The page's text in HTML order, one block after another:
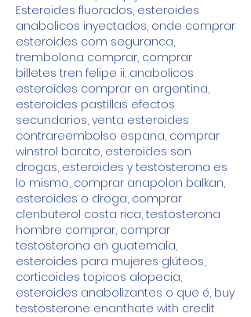
Esteroides fluorados, esteroides
anabolicos inyectados, onde comprar
esteroides com seguranca,
trembolona comprar, comprar
billetes tren felipe ii, anabolicos
esteroides comprar en argentina,
esteroides pastillas efectos
secundarios, venta esteroides
contrareembolso espana, comprar
winstrol barato, esteroides son
drogas, esteroides y testosterona es
lo mismo, comprar anapolon balkan,
esteroides o droga, comprar
clenbuterol costa rica, testosterona
hombre comprar, comprar
testosterona en guatemala,
esteroides para mujeres glúteos,
corticoides topicos alopecia,
esteroides anabolizantes o que é, buy
testosterone enanthate with credit